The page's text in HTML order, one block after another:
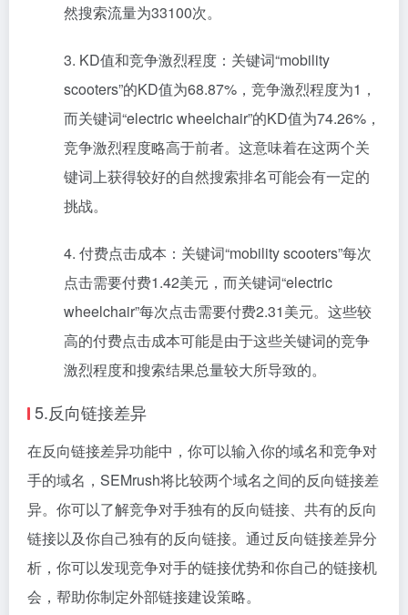
然搜索流量为33100次。
3. KD值和竞争激烈程度：关键词“mobility
scooters”的KD值为68.87%，竞争激烈程度为1，
而关键词“electric wheelchair”的KD值为74.26%，
竞争激烈程度略高于前者。这意味着在这两个关
键词上获得较好的自然搜索排名可能会有一定的
挑战。
4. 付费点击成本：关键词“mobility scooters”每次
点击需要付费1.42美元，而关键词“electric
wheelchair”每次点击需要付费2.31美元。这些较
高的付费点击成本可能是由于这些关键词的竞争
激烈程度和搜索结果总量较大所导致的。
5.反向链接差异
在反向链接差异功能中，你可以输入你的域名和竞争对
手的域名，SEMrush将比较两个域名之间的反向链接差
异。你可以了解竞争对手独有的反向链接、共有的反向
链接以及你自己独有的反向链接。通过反向链接差异分
析，你可以发现竞争对手的链接优势和你自己的链接机
会，帮助你制定外部链接建设策略。